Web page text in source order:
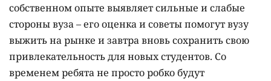
собственном опыте выявляет сильные и слабые
стороны вуза – его оценка и советы помогут вузу
выжить на рынке и завтра вновь сохранить свою
привлекательность для новых студентов. Со
временем ребята не просто робко будут